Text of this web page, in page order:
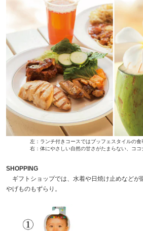
左：ランチ付きコースではブッフェスタイルの食
右：体にやさしい自然の甘さがたまらない、コ
SHOPPING
ギフトショップでは、水着や日焼け止めなどが
やげものもずらり。